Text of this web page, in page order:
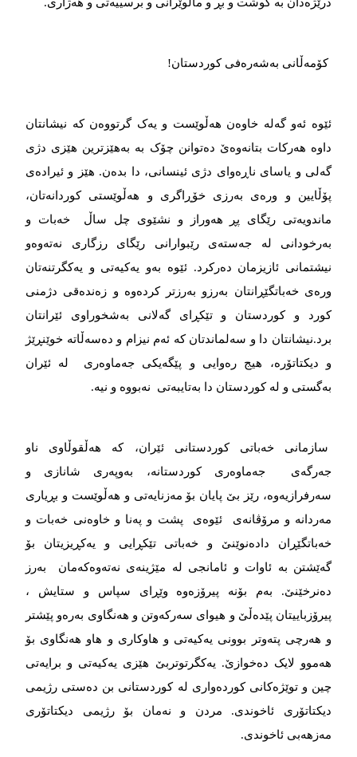
کۆمەڵانی بەشەرەفی کوردستان!
ئێوە ئەو گەلە خاوەن هەڵوێست و یەک گرتووەن کە نیشانتان
داوە هەرکات بتانەوەێ دەتوانن چۆک بە بەهێزترین هێزی دژی
گەلی و یاسای ناڕەوای دژی ئینسانی، دا بدەن. هێز و ئیرادەی
پۆڵایین و ورەی بەرزی خۆڕاگری و هەڵوێستی کوردانەتان،
ماندویەتی رێگای پڕ هەوراز و نشێوی چل ساڵ خەبات و
بەرخودانی لە جەستەی رێبوارانی رێگای رزگاری نەتەوەو
نیشتمانی ئازیزمان دەرکرد. ئێوە بەو یەکیەتی و یەکگرتنەتان
ورەی خەباتگێڕانتان بەرزو بەرزتر کردەوە و زەندەقی دژمنی
کورد و کوردستان و تێکڕای گەلانی بەشخوراوی ئێرانتان
برد.نیشانتان دا و سەلماندتان کە ئەم نیزام و دەسەڵاتە خوێنڕێژ
و دیکتاتۆرە، هیج رەوایی و پێگەیکی جەماوەری لە ئێران
بەگستی و لە کوردستان دا بەتایبەتی نەبووە و نیە.
سازمانی خەباتی کوردستانی ئێران، کە هەڵقوڵاوی ناو
جەرگەی جەماوەری کوردستانە، بەوپەری شانازی و
سەرفرازیەوە، رێز بێ‌ پایان بۆ مەزنایەتی و هەڵوێست و بڕیاری
مەردانە و مرۆڤانەی ئێوەی پشت و پەنا و خاوەنی خەبات و
خەباتگێڕان دادەنوێنێ و خەباتی تێکڕایی و یەکڕیزیتان بۆ
گەێشتن بە ئاوات و ئامانجی لە مێژینەی نەتەوەکەمان بەرز
دەنرخێنێ. بەم بۆنە پیرۆزەوە وێڕای سپاس و ستایش ،
پیرۆزباییتان پێدەڵێ و هیوای سەرکەوتن و هەنگاوی بەرەو پێشتر
و هەرچی پتەوتر بوونی یەکیەتی و هاوکاری و هاو هەنگاوی بۆ
هەموو لایک دەخوازێ. یەکگرتوتربێ هێزی یەکیەتی و برایەتی
چین و توێژەکانی کوردەواری لە کوردستانی بن دەستی رژیمی
دیکتاتۆری ئاخوندی. مردن و نەمان بۆ رژیمی دیکتاتۆری
مەزهەبی ئاخوندی.